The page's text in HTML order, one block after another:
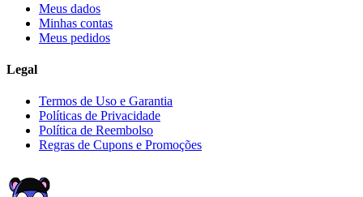
Meus dados
Minhas contas
Meus pedidos
Legal
Termos de Uso e Garantia
Políticas de Privacidade
Política de Reembolso
Regras de Cupons e Promoções